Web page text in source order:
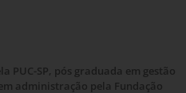
PUC-SP, pós graduada em gestão
administração pela Fundação